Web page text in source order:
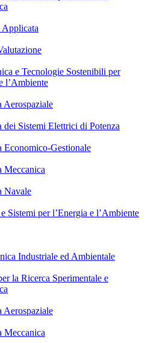
Applicata
e Tecnologie Sostenibili per
l’Ambiente
Aerospaziale
dei Sistemi Elettrici di Potenza
Economico-Gestionale
Meccanica
Navale
Sistemi per l’Energia e l’Ambiente
Industriale ed Ambientale
la Ricerca Sperimentale e
Aerospaziale
Meccanica